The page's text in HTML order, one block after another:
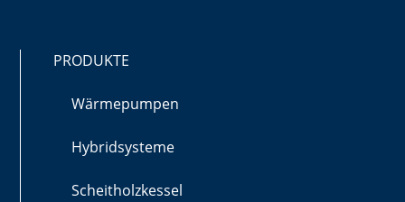
PRODUKTE
Wärmepumpen
Hybridsysteme
Scheitholzkessel